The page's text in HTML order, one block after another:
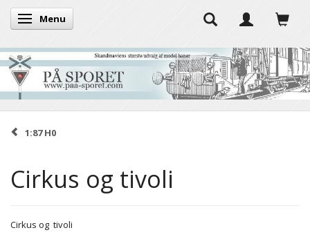
Skifte navigation
Menu
1:87 H0
Cirkus og tivoli
Cirkus og tivoli